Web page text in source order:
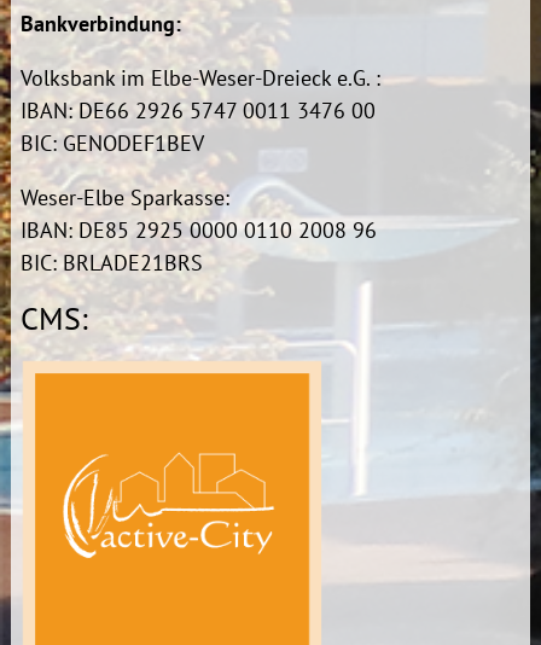
Bankverbindung:
Volksbank im Elbe-Weser-Dreieck e.G. :
IBAN: DE66 2926 5747 0011 3476 00
BIC: GENODEF1BEV
Weser-Elbe Sparkasse:
IBAN: DE85 2925 0000 0110 2008 96
BIC: BRLADE21BRS
CMS: